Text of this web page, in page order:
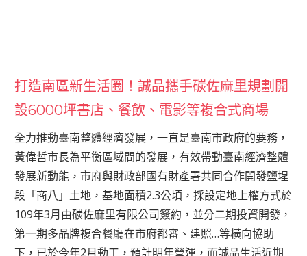
打造南區新生活圈！誠品攜手碳佐麻里規劃開
設6000坪書店、餐飲、電影等複合式商場
全力推動臺南整體經濟發展，一直是臺南市政府的要務，
黃偉哲市長為平衡區域間的發展，有效帶動臺南經濟整體
發展新動能，市府與財政部國有財產署共同合作開發鹽埕
段「商八」土地，基地面積2.3公頃，採設定地上權方式於
109年3月由碳佐麻里有限公司簽約，並分二期投資開發，
第一期多品牌複合餐廳在市府都審、建照…等橫向協助
下，已於今年2月動工，預計明年營運，而誠品生活近期